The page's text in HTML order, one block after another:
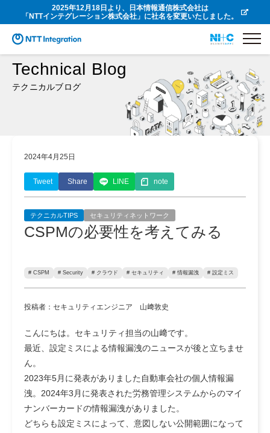
2025年12月18日より、日本情報通信株式会社は
「NTTインテグレーション株式会社」に社名を変更いたしました。
Technical Blog
テクニカルブログ
2024年4月25日
Tweet Share LINE note
テクニカルTIPS セキュリティネットワーク
CSPMの必要性を考えてみる
# CSPM # Security # クラウド # セキュリティ # 情報漏洩 # 設定ミス
投稿者：セキュリティエンジニア 山﨑敦史
こんにちは。セキュリティ担当の山﨑です。
最近、設定ミスによる情報漏洩のニュースが後と立ちませ
ん。
2023年5月に発表がありました自動車会社の個人情報漏
洩。2024年3月に発表された労務管理システムからのマイ
ナンバーカードの情報漏洩がありました。
どちらも設定ミスによって、意図しない公開範囲になって